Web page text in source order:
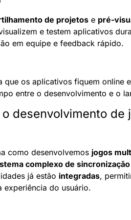
de projetos e pré-
e testem aplicativos
em equipe e feedback rápido.
que os aplicativos fiquem online
entre o desenvolvimento e o
desenvolvimento de
como desenvolvemos jogos
complexo de sincronização
já estão integradas,
experiência do usuário.